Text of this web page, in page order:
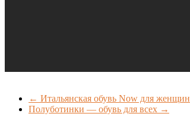
← Итальянская обувь Now для женщин
Полуботинки — обувь для всех →